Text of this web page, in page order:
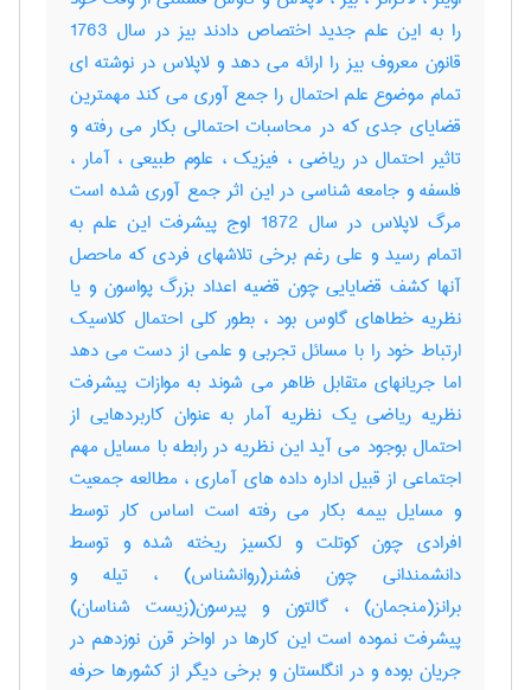
را به این علم جدید اختصاص دادند بیز در سال 1763
قانون معروف بیز را ارائه می دهد و لاپلاس در نوشته ای
تمام موضوع علم احتمال را جمع آوری می کند مهمترین
قضایای جدی که در محاسبات احتمالی بکار می رفته و
تاثیر احتمال در ریاضی ، فیزیک ، علوم طبیعی ، آمار ،
فلسفه و جامعه شناسی در این اثر جمع آوری شده است
مرگ لاپلاس در سال 1872 اوج پیشرفت این علم به
اتمام رسید و علی رغم برخی تلاشهای فردی که ماحصل
آنها کشف قضایایی چون قضیه اعداد بزرگ پواسون و یا
نظریه خطاهای گاوس بود ، بطور کلی احتمال کلاسیک
ارتباط خود را با مسائل تجربی و علمی از دست می دهد
اما جریانهای متقابل ظاهر می شوند به موازات پیشرفت
نظریه ریاضی یک نظریه آمار به عنوان کاربردهایی از
احتمال بوجود می آید این نظریه در رابطه با مسایل مهم
اجتماعی از قبیل اداره داده های آماری ، مطالعه جمعیت
و مسایل بیمه بکار می رفته است اساس کار توسط
افرادی چون کوتلت و لکسیز ریخته شده و توسط
دانشمندانی چون فشنر(روانشناس) ، تیله و
برانز(منجمان) ، گالتون و پیرسون(زیست شناسان)
پیشرفت نموده است این کارها در اواخر قرن نوزدهم در
جریان بوده و در انگلستان و برخی دیگر از کشورها حرفه